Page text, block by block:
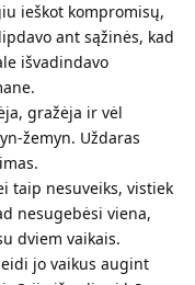
ieškot kompromisų,
ant sąžinės, kad
išvadindavo
gražėja ir vėl
žemyn. Uždaras
taip nesuveiks, vistiek
nesugebėsi viena,
dviem vaikais.
jo vaikus augint